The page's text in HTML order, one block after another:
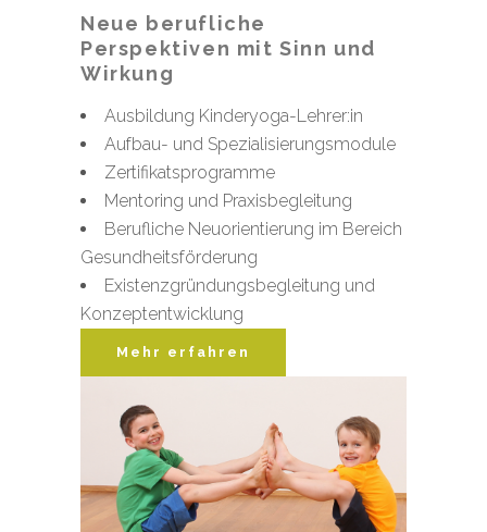
Neue berufliche
Perspektiven mit Sinn und
Wirkung
Ausbildung Kinderyoga-Lehrer:in
Aufbau- und Spezialisierungsmodule
Zertifikatsprogramme
Mentoring und Praxisbegleitung
Berufliche Neuorientierung im Bereich
Gesundheitsförderung
Existenzgründungsbegleitung und
Konzeptentwicklung
Mehr erfahren